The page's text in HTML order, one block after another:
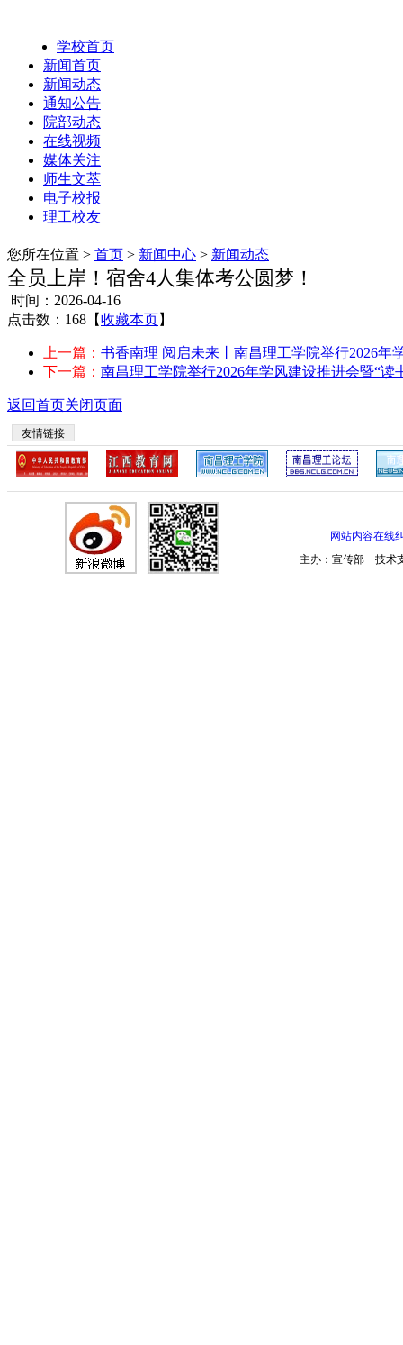
学校首页
新闻首页
新闻动态
通知公告
院部动态
在线视频
媒体关注
师生文萃
电子校报
理工校友
您所在位置 > 首页 > 新闻中心 > 新闻动态
全员上岸！宿舍4人集体考公圆梦！
时间：2026-04-16
点击数：168 【收藏本页】
上一篇： 书香南理 阅启未来丨南昌理工学院举行2026年
下一篇： 南昌理工学院举行2026年学风建设推进会暨“读
返回首页关闭页面
友情链接
网站内容在线
主办：宣传部 技术